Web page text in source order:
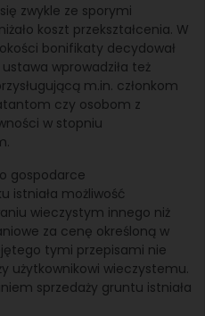
zwykle ze sporymi
koszt przekształcenia. W
bonifikaty decydował
wprowadziła też
m.in. członkom
czy osobom z
w stopniu
gospodarce
istniała możliwość
wieczystym innego niż
za cenę określoną w
tymi przepisami nie
użytkownikowi wieczystemu.
sprzedaży gruntu istniała